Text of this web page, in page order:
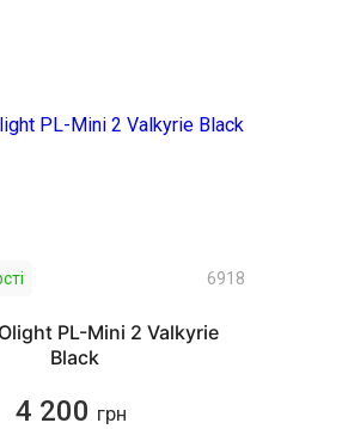
6918
PL-Mini 2 Valkyrie
Black
4 200 грн